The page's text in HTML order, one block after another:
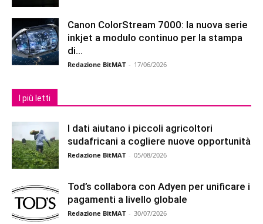
Canon ColorStream 7000: la nuova serie
inkjet a modulo continuo per la stampa
di...
Redazione BitMAT - 17/06/2026
I più letti
I dati aiutano i piccoli agricoltori
sudafricani a cogliere nuove opportunità
Redazione BitMAT - 05/08/2026
Tod’s collabora con Adyen per unificare i
pagamenti a livello globale
Redazione BitMAT - 30/07/2026